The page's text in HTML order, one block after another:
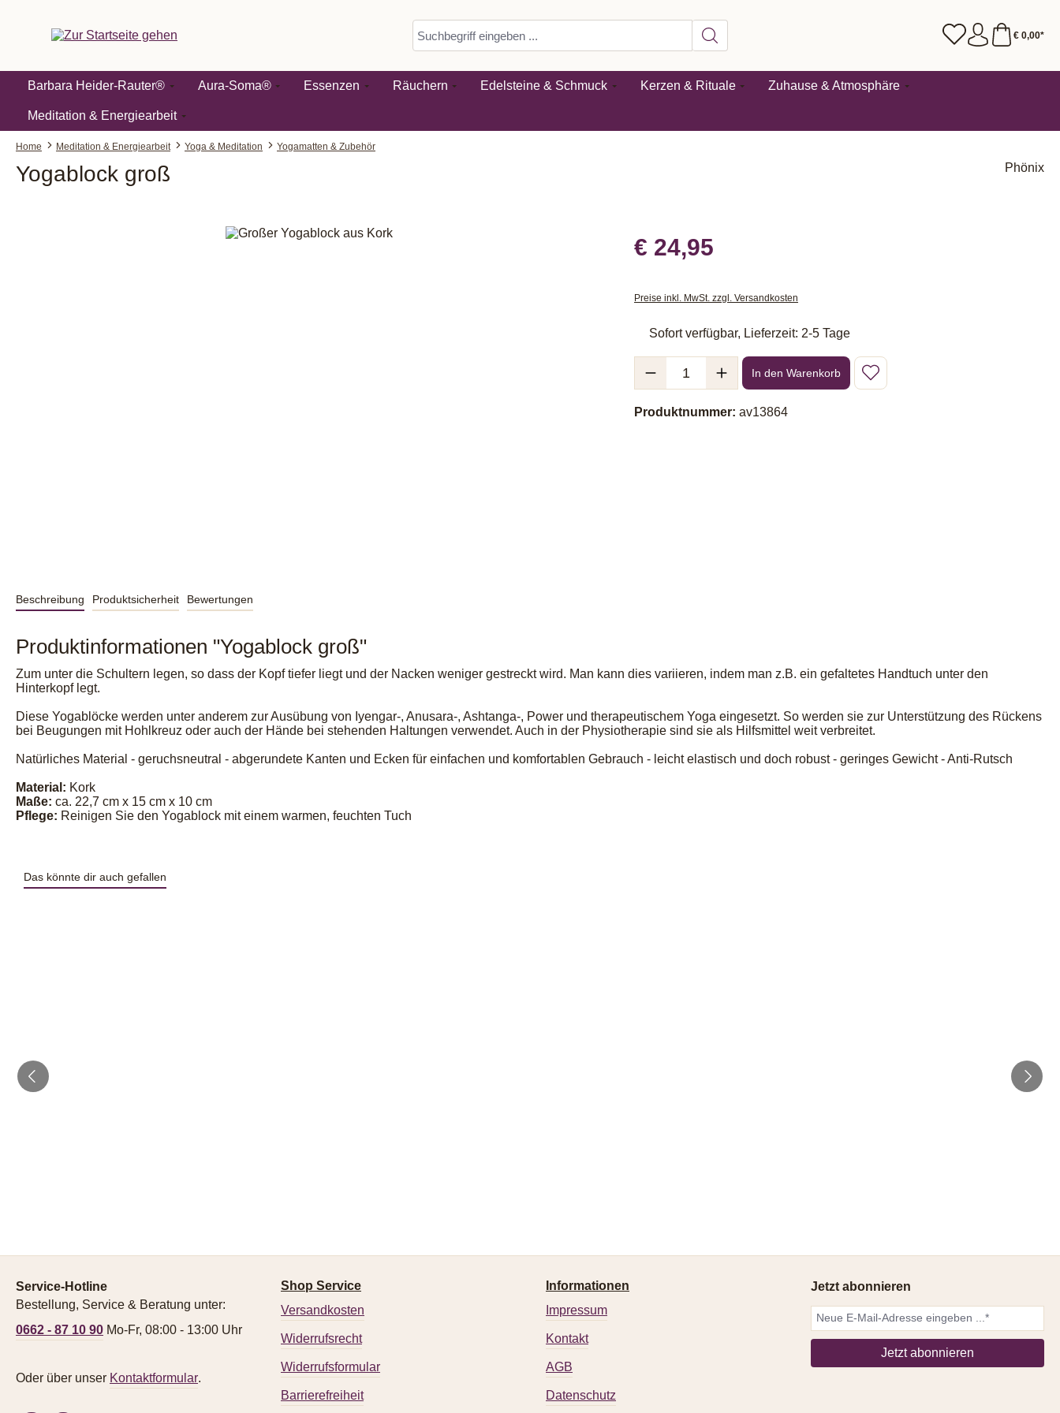
€ 0,00*
Barbara Heider-Rauter® Aura-Soma® Essenzen Räuchern Edelsteine & Schmuck Kerzen & Rituale Zuhause & Atmosphäre
Meditation & Energiearbeit
Home Meditation & Energiearbeit Yoga & Meditation Yogamatten & Zubehör
Yogablock groß Phönix
€ 24,95
Preise inkl. MwSt. zzgl. Versandkosten
Sofort verfügbar, Lieferzeit: 2-5 Tage
Produkt Anzahl: Gib den gewünschten Wert ein oder benutze die Schaltflächen
In den Warenkorb
Produktnummer: av13864
Beschreibung Produktsicherheit Bewertungen
Produktinformationen "Yogablock groß"
Zum unter die Schultern legen, so dass der Kopf tiefer liegt und der Nacken weniger gestreckt wird. Man kann dies variieren, indem man z.B. ein gefaltetes Handtuch unter den
Hinterkopf legt.
Diese Yogablöcke werden unter anderem zur Ausübung von Iyengar-, Anusara-, Ashtanga-, Power und therapeutischem Yoga eingesetzt. So werden sie zur Unterstützung des Rückens
bei Beugungen mit Hohlkreuz oder auch der Hände bei stehenden Haltungen verwendet. Auch in der Physiotherapie sind sie als Hilfsmittel weit verbreitet.
Natürliches Material - geruchsneutral - abgerundete Kanten und Ecken für einfachen und komfortablen Gebrauch - leicht elastisch und doch robust - geringes Gewicht - Anti-Rutsch
Material: Kork
Maße: ca. 22,7 cm x 15 cm x 10 cm
​Pflege: Reinigen Sie den Yogablock mit einem warmen, feuchten Tuch
Das könnte dir auch gefallen
Service-Hotline
Bestellung, Service & Beratung unter:
0662 - 87 10 90 Mo-Fr, 08:00 - 13:00 Uhr
Oder über unser Kontaktformular.
Shop Service
Versandkosten
Widerrufsrecht
Widerrufsformular
Barrierefreiheit
Informationen
Impressum
Kontakt
AGB
Datenschutz
Jetzt abonnieren
Jetzt abonnieren